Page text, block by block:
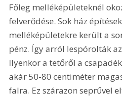
Főleg melléképületeknél
felverődése. Sok ház
melléképületekre került a
pénz. Így arról lespórolták
Ilyenkor a tetőről a
akár 50-80 centiméter
falra. Ez szárazon seprűvel